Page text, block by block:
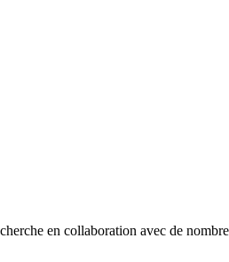
en collaboration avec de